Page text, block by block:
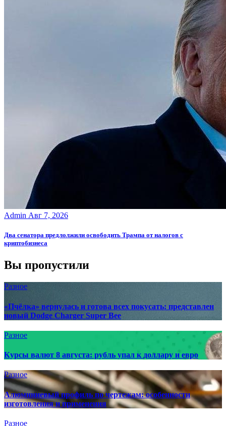
Admin Авг 7, 2026
Два сенатора предлолжили освободить Трампа от налогов с
криптобизнеса
Вы пропустили
Разное
«Пчёлка» вернулась и готова всех покусать: представлен
новый Dodge Charger Super Bee
Разное
Курсы валют 8 августа: рубль упал к доллару и евро
Разное
Алюминиевый профиль по чертежам: особенности
изготовления и применения
Разное